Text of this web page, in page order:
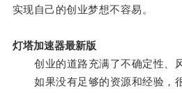
实现自己的创业梦想不容易。
灯塔加速器最新版
创业的道路充满了不确定性、风
如果没有足够的资源和经验，